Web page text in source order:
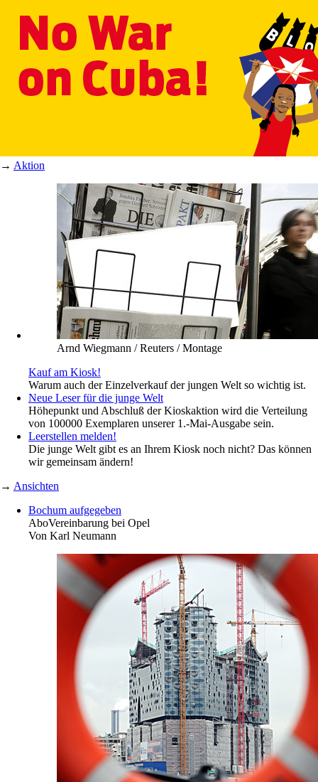
→ Aktion
Arnd Wiegmann / Reuters / Montage
Kauf am Kiosk!
Warum auch der Einzelverkauf der jungen Welt so wichtig ist.
Neue Leser für die junge Welt
Höhepunkt und Abschluß der Kioskaktion wird die Verteilung
von 100000 Exemplaren unserer 1.-Mai-Ausgabe sein.
Leerstellen melden!
Die junge Welt gibt es an Ihrem Kiosk noch nicht? Das können
wir gemeinsam ändern!
→ Ansichten
Bochum aufgegeben
AboVereinbarung bei Opel
Von Karl Neumann